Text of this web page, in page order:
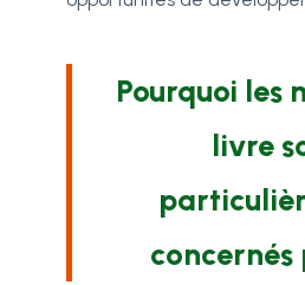
Pourquoi les
livre
concernés